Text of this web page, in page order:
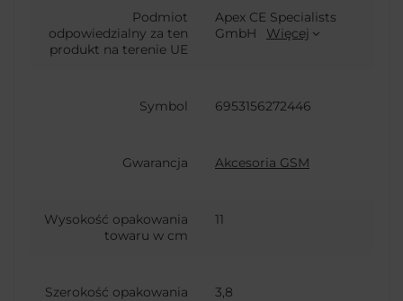
Podmiot
odpowiedzialny za ten
produkt na terenie UE
Apex CE Specialists
GmbH
Więcej
Symbol 6953156272446
Gwarancja Akcesoria GSM
Wysokość opakowania
towaru w cm
11
Szerokość opakowania
3,8